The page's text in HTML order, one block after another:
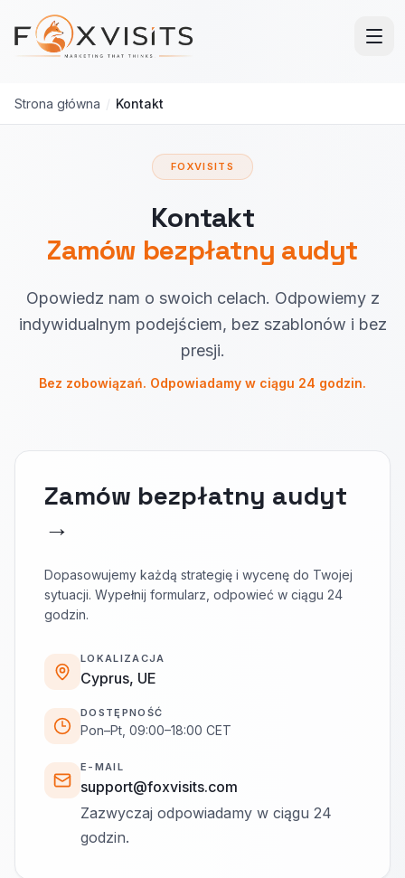
Przejdź do treści głównej
Strona główna / Kontakt
FOXVISITS
Kontakt
Zamów bezpłatny audyt
Opowiedz nam o swoich celach. Odpowiemy z
indywidualnym podejściem, bez szablonów i bez
presji.
Bez zobowiązań. Odpowiadamy w ciągu 24 godzin.
Zamów bezpłatny audyt
→
Dopasowujemy każdą strategię i wycenę do Twojej
sytuacji. Wypełnij formularz, odpowieć w ciągu 24
godzin.
LOKALIZACJA
Cyprus, UE
DOSTĘPNOŚĆ
Pon–Pt, 09:00–18:00 CET
E-MAIL
support@foxvisits.com
Zazwyczaj odpowiadamy w ciągu 24
godzin.